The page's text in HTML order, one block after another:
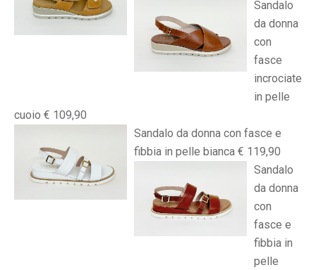
Sandalo
da donna
con
fasce
incrociate
in pelle
cuoio € 109,90
Sandalo da donna con fasce e
fibbia in pelle bianca € 119,90
Sandalo
da donna
con
fasce e
fibbia in
pelle